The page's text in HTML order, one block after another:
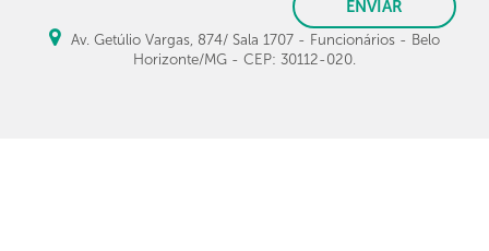
ENVIAR
Av. Getúlio Vargas, 874/ Sala 1707 - Funcionários - Belo
Horizonte/MG - CEP: 30112-020.